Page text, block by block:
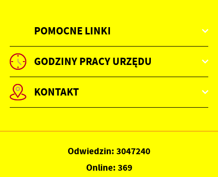
POMOCNE LINKI
GODZINY PRACY URZĘDU
KONTAKT
Odwiedzin: 3047240
Online: 369